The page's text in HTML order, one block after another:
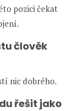
pozici čekat
člověk
nic dobrého.
řešit jako